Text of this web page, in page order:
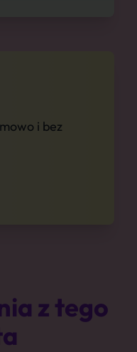
i bez
z tego